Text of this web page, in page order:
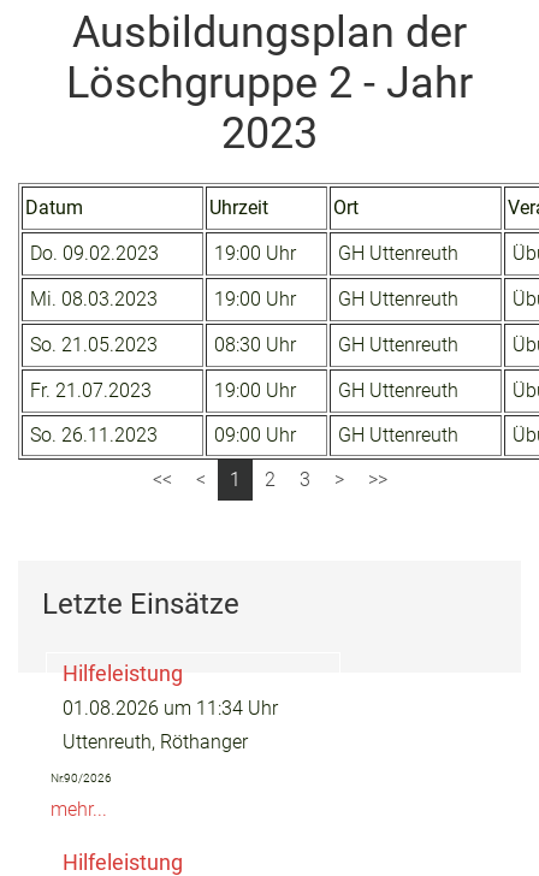
Ausbildungsplan der
Löschgruppe 2 - Jahr
2023
Datum Uhrzeit Ort
Do. 09.02.2023
19:00 Uhr GH Uttenreuth
Mi. 08.03.2023
19:00 Uhr GH Uttenreuth
So. 21.05.2023
08:30 Uhr GH Uttenreuth
Fr. 21.07.2023
19:00 Uhr GH Uttenreuth
So. 26.11.2023
09:00 Uhr GH Uttenreuth
1
2 3
Letzte Einsätze
Hilfeleistung
01.08.2026 um 11:34 Uhr
Uttenreuth, Röthanger
Nr.90/2026
mehr...
Hilfeleistung